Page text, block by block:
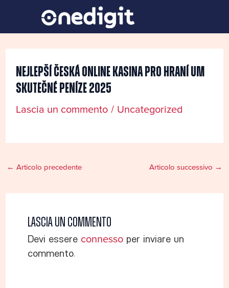
contenuto
Nejlepší Česká Online Kasina Pro Hraní Um
Skutečné Peníze 2025
Lascia un commento / Uncategorized
← Articolo precedente Articolo successivo →
Lascia un commento
Devi essere connessoper inviare un
commento.